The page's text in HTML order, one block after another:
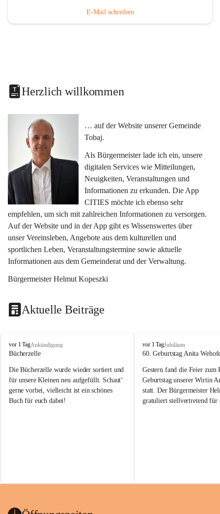
E-Mail schreiben
Herzlich willkommen
… auf der Website unserer Gemeinde
Tobaj.
Als Bürgermeister lade ich ein, unsere
digitalen Services wie Mitteilungen,
Neuigkeiten, Veranstaltungen und
Informationen zu erkunden. Die App
CITIES möchte ich ebenso sehr
empfehlen, um sich mit zahlreichen Informationen zu versorgen.
Auf der Website und in der App gibt es Wissenswertes über
unser Vereinsleben, Angebote aus dem kulturellen und
sportlichen Leben, Veranstaltungstermine sowie aktuelle
Informationen aus dem Gemeinderat und der Verwaltung.
Bürgermeister Helmut Kopeszki
Aktuelle Beiträge
T
o
a
j
vor 1 TagAnkündigung
Bücherzelle
Die Bücherzelle wurde wieder sortiert und
für unsere Kleinen neu aufgefüllt. Schaut‘
gerne vorbei, vielleicht ist ein schönes
Buch für euch dabei!
Wanduhr (!) benutzt und musste
Das Gemeindeamt freut sich sehr über die
T
o
a
j
vor 1 TagJubiläum
60. Geburtstag Anita
Gestern fand die Feier zum
Geburtstag unserer Wirtin
statt. Der Bürgermeister
gratuliert stellvertretend für
Gesundheit, Gelassenheit